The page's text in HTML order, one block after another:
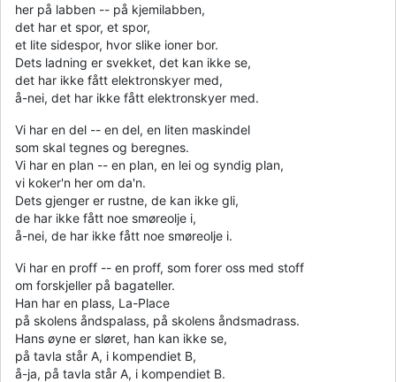
her på labben -- på kjemilabben,
det har et spor, et spor,
et lite sidespor, hvor slike ioner bor.
Dets ladning er svekket, det kan ikke se,
det har ikke fått elektronskyer med,
å-nei, det har ikke fått elektronskyer med.
Vi har en del -- en del, en liten maskindel
som skal tegnes og beregnes.
Vi har en plan -- en plan, en lei og syndig plan,
vi koker'n her om da'n.
Dets gjenger er rustne, de kan ikke gli,
de har ikke fått noe smøreolje i,
å-nei, de har ikke fått noe smøreolje i.
Vi har en proff -- en proff, som forer oss med stoff
om forskjeller på bagateller.
Han har en plass, La-Place
på skolens åndspalass, på skolens åndsmadrass.
Hans øyne er sløret, han kan ikke se,
på tavla står A, i kompendiet B,
å-ja, på tavla står A, i kompendiet B.